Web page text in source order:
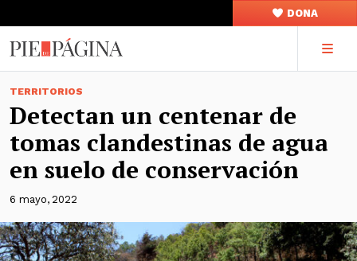
DONA
TERRITORIOS
Detectan un centenar de
tomas clandestinas de agua
en suelo de conservación
6 mayo, 2022